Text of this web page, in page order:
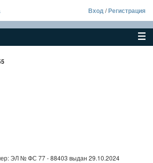
Вход/Регистрация
ЭЛ № ФС 77 - 88403 выдан 29.10.2024